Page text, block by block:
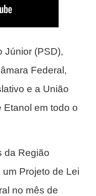
Júnior (PSD),
Federal,
e a União
Etanol em todo o
da Região
Projeto de Lei
no mês de